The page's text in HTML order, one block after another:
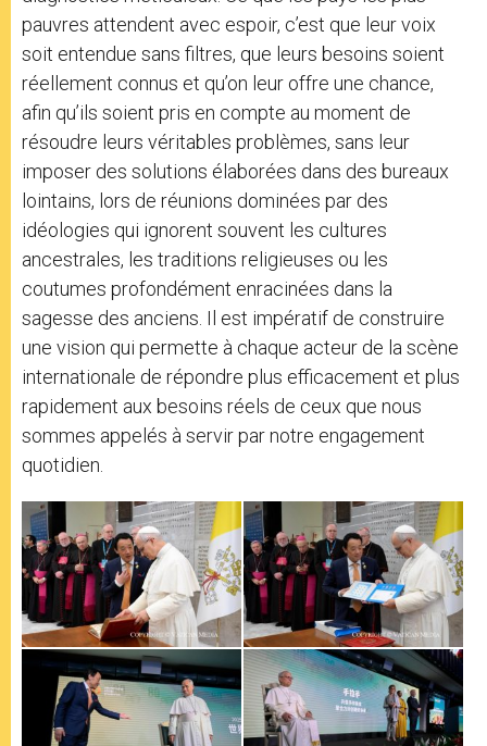
pauvres attendent avec espoir, c’est que leur voix
soit entendue sans filtres, que leurs besoins soient
réellement connus et qu’on leur offre une chance,
afin qu’ils soient pris en compte au moment de
résoudre leurs véritables problèmes, sans leur
imposer des solutions élaborées dans des bureaux
lointains, lors de réunions dominées par des
idéologies qui ignorent souvent les cultures
ancestrales, les traditions religieuses ou les
coutumes profondément enracinées dans la
sagesse des anciens. Il est impératif de construire
une vision qui permette à chaque acteur de la scène
internationale de répondre plus efficacement et plus
rapidement aux besoins réels de ceux que nous
sommes appelés à servir par notre engagement
quotidien.